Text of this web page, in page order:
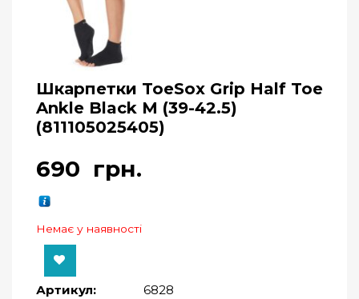
Шкарпетки ToeSox Grip Half Toe
Ankle Black M (39-42.5)
(811105025405)
690 грн.
Немає у наявності
Артикул:
6828